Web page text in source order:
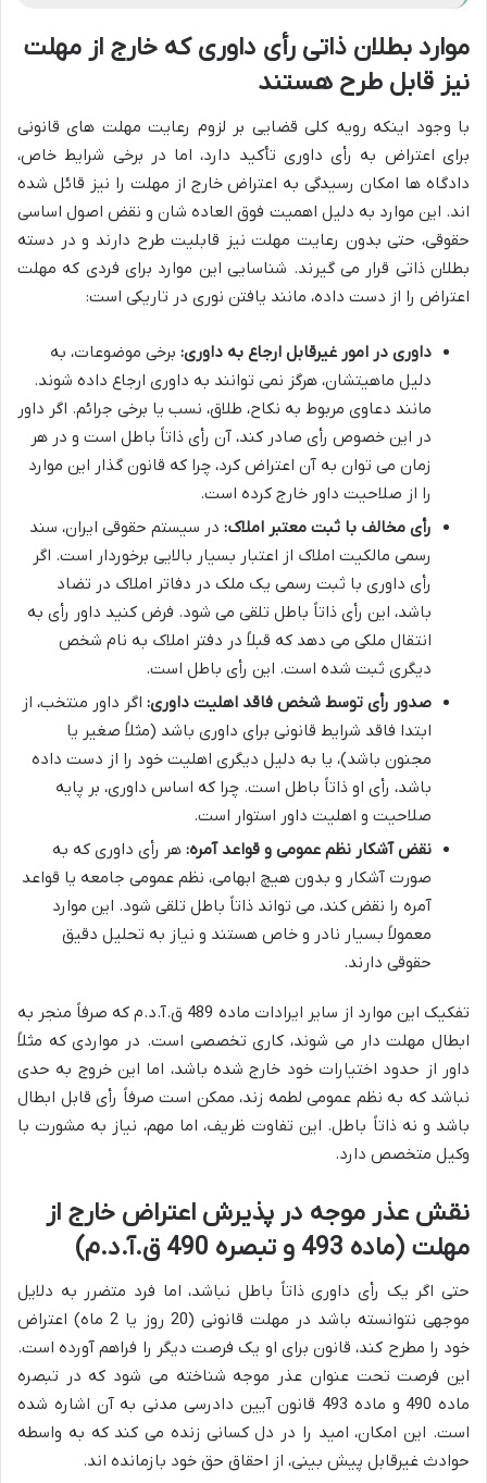
موارد بطلان ذاتی رأی داوری که خارج از مهلت
نیز قابل طرح هستند
با وجود اینکه رویه کلی قضایی بر لزوم رعایت مهلت های قانونی
برای اعتراض به رأی داوری تأکید دارد، اما در برخی شرایط خاص،
دادگاه ها امکان رسیدگی به اعتراض خارج از مهلت را نیز قائل شده
اند. این موارد به دلیل اهمیت فوق العاده شان و نقض اصول اساسی
حقوقی، حتی بدون رعایت مهلت نیز قابلیت طرح دارند و در دسته
بطلان ذاتی قرار می گیرند. شناسایی این موارد برای فردی که مهلت
اعتراض را از دست داده، مانند یافتن نوری در تاریکی است:
داوری در امور غیرقابل ارجاع به داوری: برخی موضوعات، به
دلیل ماهیتشان، هرگز نمی توانند به داوری ارجاع داده شوند.
مانند دعاوی مربوط به نکاح، طلاق، نسب یا برخی جرائم. اگر داور
در این خصوص رأی صادر کند، آن رأی ذاتاً باطل است و در هر
زمان می توان به آن اعتراض کرد، چرا که قانون گذار این موارد
را از صلاحیت داور خارج کرده است.
رأی مخالف با ثبت معتبر املاک: در سیستم حقوقی ایران، سند
رسمی مالکیت املاک از اعتبار بسیار بالایی برخوردار است. اگر
رأی داوری با ثبت رسمی یک ملک در دفاتر املاک در تضاد
باشد، این رأی ذاتاً باطل تلقی می شود. فرض کنید داور رأی به
انتقال ملکی می دهد که قبلاً در دفتر املاک به نام شخص
دیگری ثبت شده است. این رأی باطل است.
صدور رأی توسط شخص فاقد اهلیت داوری: اگر داور منتخب، از
ابتدا فاقد شرایط قانونی برای داوری باشد (مثلاً صغیر یا
مجنون باشد)، یا به دلیل دیگری اهلیت خود را از دست داده
باشد، رأی او ذاتاً باطل است. چرا که اساس داوری، بر پایه
صلاحیت و اهلیت داور استوار است.
نقض آشکار نظم عمومی و قواعد آمره: هر رأی داوری که به
صورت آشکار و بدون هیچ ابهامی، نظم عمومی جامعه یا قواعد
آمره را نقض کند، می تواند ذاتاً باطل تلقی شود. این موارد
معمولاً بسیار نادر و خاص هستند و نیاز به تحلیل دقیق
حقوقی دارند.
تفکیک این موارد از سایر ایرادات ماده 489 ق.آ.د.م که صرفاً منجر به
ابطال مهلت دار می شوند، کاری تخصصی است. در مواردی که مثلاً
داور از حدود اختیارات خود خارج شده باشد، اما این خروج به حدی
نباشد که به نظم عمومی لطمه زند، ممکن است صرفاً رأی قابل ابطال
باشد و نه ذاتاً باطل. این تفاوت ظریف، اما مهم، نیاز به مشورت با
وکیل متخصص دارد.
نقش عذر موجه در پذیرش اعتراض خارج از
مهلت (ماده 493 و تبصره 490 ق.آ.د.م)
حتی اگر یک رأی داوری ذاتاً باطل نباشد، اما فرد متضرر به دلایل
موجهی نتوانسته باشد در مهلت قانونی (20 روز یا 2 ماه) اعتراض
خود را مطرح کند، قانون برای او یک فرصت دیگر را فراهم آورده است.
این فرصت تحت عنوان عذر موجه شناخته می شود که در تبصره
ماده 490 و ماده 493 قانون آیین دادرسی مدنی به آن اشاره شده
است. این امکان، امید را در دل کسانی زنده می کند که به واسطه
حوادث غیرقابل پیش بینی، از احقاق حق خود بازمانده اند.